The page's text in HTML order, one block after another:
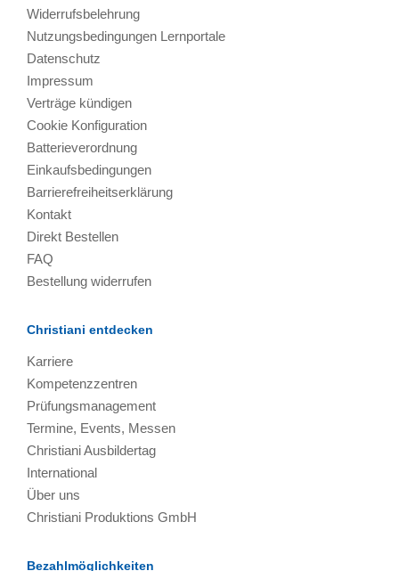
Widerrufsbelehrung
Nutzungsbedingungen Lernportale
Datenschutz
Impressum
Verträge kündigen
Cookie Konfiguration
Batterieverordnung
Einkaufsbedingungen
Barrierefreiheitserklärung
Kontakt
Direkt Bestellen
FAQ
Bestellung widerrufen
Christiani entdecken
Karriere
Kompetenzzentren
Prüfungsmanagement
Termine, Events, Messen
Christiani Ausbildertag
International
Über uns
Christiani Produktions GmbH
Bezahlmöglichkeiten